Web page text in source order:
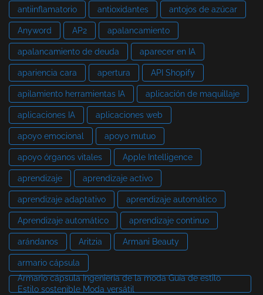
antiinflamatorio antioxidantes antojos de azúcar
Anyword AP2 apalancamiento
apalancamiento de deuda aparecer en IA
apariencia cara apertura API Shopify
apilamiento herramientas IA aplicación de maquillaje
aplicaciones IA aplicaciones web
apoyo emocional apoyo mutuo
apoyo órganos vitales Apple Intelligence
aprendizaje aprendizaje activo
aprendizaje adaptativo aprendizaje automático
Aprendizaje automático aprendizaje continuo
arándanos Aritzia Armani Beauty
armario cápsula
Armario cápsula Ingeniería de la moda Guía de estilo
Estilo sostenible Moda versátil